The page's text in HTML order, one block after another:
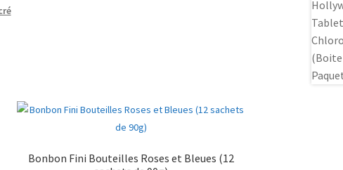
Bonbon Fini Bouteilles Roses et Bleues (12